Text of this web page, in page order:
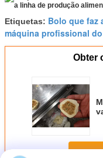
Etiquetas: Bolo que faz
máquina profissional
Obter